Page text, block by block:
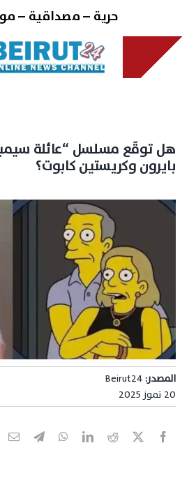
content
حرية – مصداقية –
هل توقّع مسلسل “عائلة
بايرون وكريستين كابوت؟
المصدر:Beirut24
20 تموز 2025